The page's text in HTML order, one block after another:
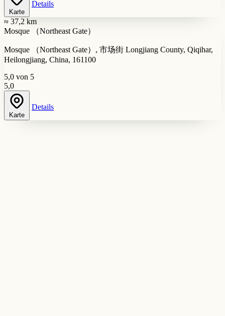
Karte
Details
≈ 37,2 km
Mosque （Northeast Gate）
Mosque （Northeast Gate）, 市场街 Longjiang County, Qiqihar,
Heilongjiang, China, 161100
5,0 von 5
5,0
Karte
Details